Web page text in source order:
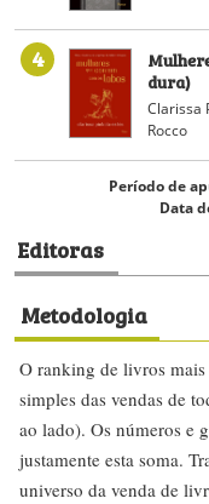
4
dura)
Clarissa
Rocco
Período de
Data
Editoras
Metodologia
O ranking de livros
simples das vendas de
ao lado). Os números e
justamente esta soma.
universo da venda de